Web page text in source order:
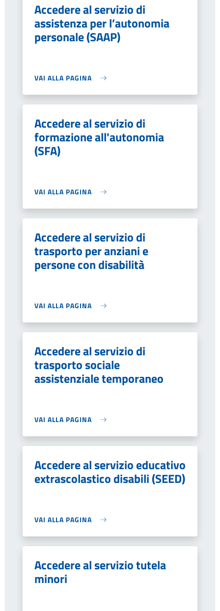
Accedere al servizio di
assistenza per l’autonomia
personale (SAAP)
VAI ALLA PAGINA
Accedere al servizio di
formazione all'autonomia
(SFA)
VAI ALLA PAGINA
Accedere al servizio di
trasporto per anziani e
persone con disabilità
VAI ALLA PAGINA
Accedere al servizio di
trasporto sociale
assistenziale temporaneo
VAI ALLA PAGINA
Accedere al servizio educativo
extrascolastico disabili (SEED)
VAI ALLA PAGINA
Accedere al servizio tutela
minori